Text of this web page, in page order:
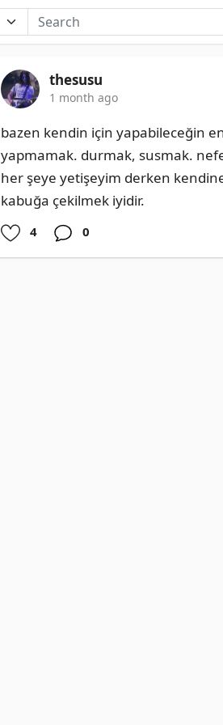
thesusu
1 month ago
bazen kendin için yapabileceğin
yapmamak. durmak, susmak.
her şeye yetişeyim derken
kabuğa çekilmek iyidir.
4 0